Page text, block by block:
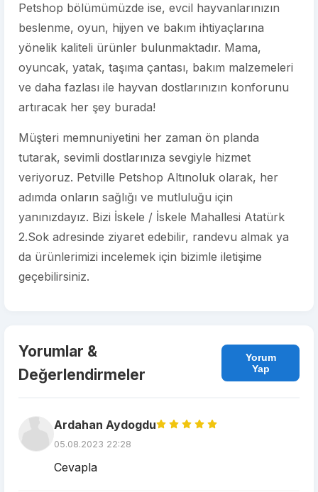
Petshop bölümümüzde ise, evcil hayvanlarınızın
beslenme, oyun, hijyen ve bakım ihtiyaçlarına
yönelik kaliteli ürünler bulunmaktadır. Mama,
oyuncak, yatak, taşıma çantası, bakım malzemeleri
ve daha fazlası ile hayvan dostlarınızın konforunu
artıracak her şey burada!
Müşteri memnuniyetini her zaman ön planda
tutarak, sevimli dostlarınıza sevgiyle hizmet
veriyoruz. Petville Petshop Altınoluk olarak, her
adımda onların sağlığı ve mutluluğu için
yanınızdayız. Bizi İskele / İskele Mahallesi Atatürk
2.Sok adresinde ziyaret edebilir, randevu almak ya
da ürünlerimizi incelemek için bizimle iletişime
geçebilirsiniz.
Yorumlar &
Değerlendirmeler
Yorum
Yap
Ardahan Aydogdu
05.08.2023 22:28
Cevapla